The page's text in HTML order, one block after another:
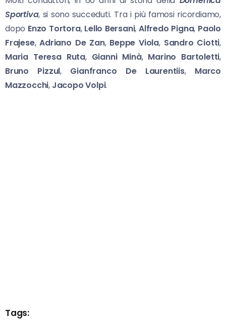
Sportiva, si sono succeduti. Tra i più famosi ricordiamo,
dopo Enzo Tortora, Lello Bersani,Alfredo Pigna, Paolo
Frajese,Adriano De Zan, Beppe Viola, Sandro Ciotti,
Maria Teresa Ruta, Gianni Minà, Marino Bartoletti,
Bruno Pizzul, Gianfranco De Laurentiis, Marco
Mazzocchi, Jacopo Volpi.
Tags: